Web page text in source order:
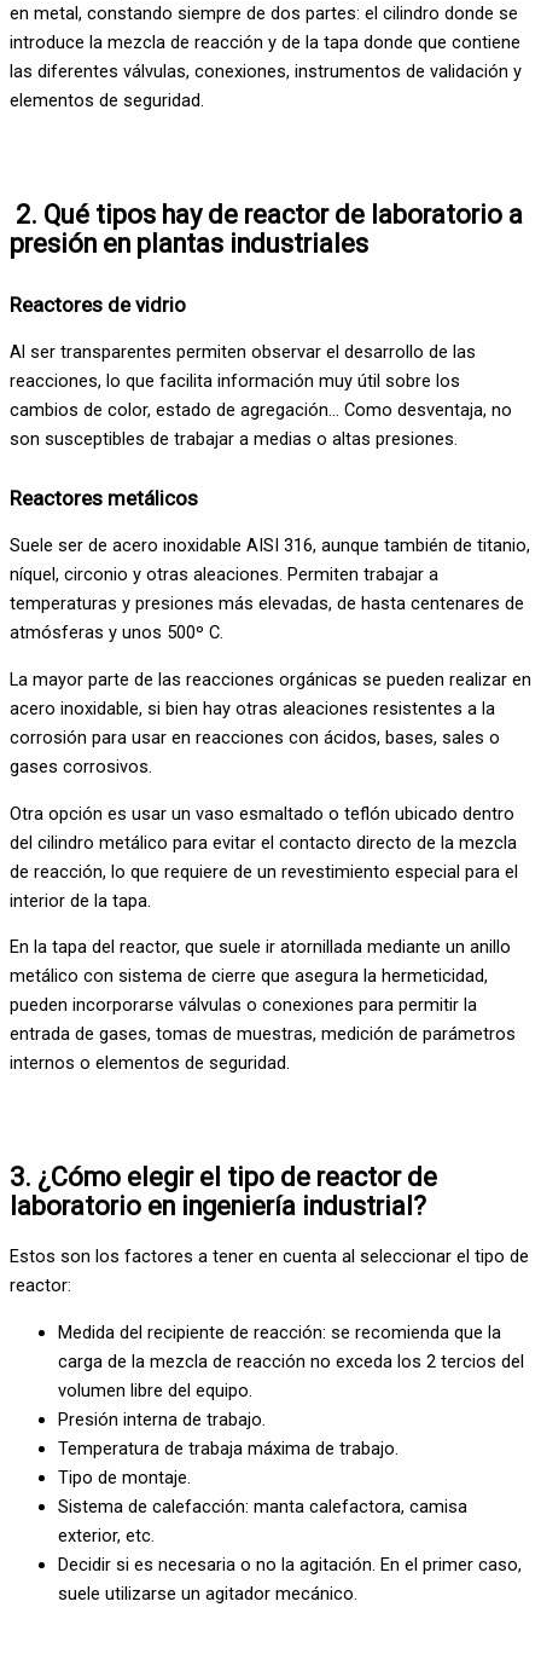
en metal, constando siempre de dos partes: el cilindro donde se
introduce la mezcla de reacción y de la tapa donde que contiene
las diferentes válvulas, conexiones, instrumentos de validación y
elementos de seguridad.
2. Qué tipos hay de reactor de laboratorio a
presión en plantas industriales
Reactores de vidrio
Al ser transparentes permiten observar el desarrollo de las
reacciones, lo que facilita información muy útil sobre los
cambios de color, estado de agregación… Como desventaja, no
son susceptibles de trabajar a medias o altas presiones.
Reactores metálicos
Suele ser de acero inoxidable AISI 316, aunque también de titanio,
níquel, circonio y otras aleaciones. Permiten trabajar a
temperaturas y presiones más elevadas, de hasta centenares de
atmósferas y unos 500º C.
La mayor parte de las reacciones orgánicas se pueden realizar en
acero inoxidable, si bien hay otras aleaciones resistentes a la
corrosión para usar en reacciones con ácidos, bases, sales o
gases corrosivos.
Otra opción es usar un vaso esmaltado o teflón ubicado dentro
del cilindro metálico para evitar el contacto directo de la mezcla
de reacción, lo que requiere de un revestimiento especial para el
interior de la tapa.
En la tapa del reactor, que suele ir atornillada mediante un anillo
metálico con sistema de cierre que asegura la hermeticidad,
pueden incorporarse válvulas o conexiones para permitir la
entrada de gases, tomas de muestras, medición de parámetros
internos o elementos de seguridad.
3. ¿Cómo elegir el tipo de reactor de
laboratorio en ingeniería industrial?
Estos son los factores a tener en cuenta al seleccionar el tipo de
reactor:
Medida del recipiente de reacción: se recomienda que la
carga de la mezcla de reacción no exceda los 2 tercios del
volumen libre del equipo.
Presión interna de trabajo.
Temperatura de trabaja máxima de trabajo.
Tipo de montaje.
Sistema de calefacción: manta calefactora, camisa
exterior, etc.
Decidir si es necesaria o no la agitación. En el primer caso,
suele utilizarse un agitador mecánico.